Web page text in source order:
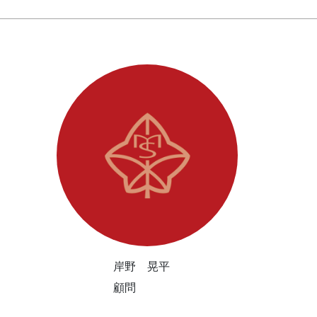
岸野 晃平
顧問